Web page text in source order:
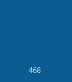
468